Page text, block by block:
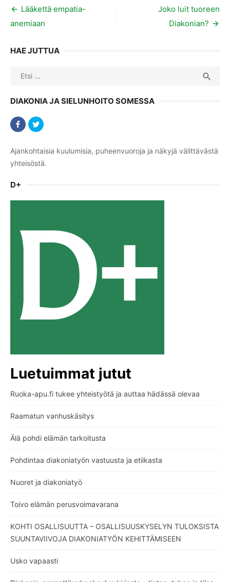
Artikkelien
selaus
Lääkettä empatia-
anemiaan
Joko luit tuoreen
Diakonian?
HAE JUTTUA
Search

DIAKONIA JA SIELUNHOITO SOMESSA
Ajankohtaisia kuulumisia, puheenvuoroja ja näkyjä välittävästä
yhteisöstä.
D+
Luetuimmat jutut
Ruoka-apu.fi tukee yhteistyötä ja auttaa hädässä olevaa
Raamatun vanhuskäsitys
Älä pohdi elämän tarkoitusta
Pohdintaa diakoniatyön vastuusta ja etiikasta
Nuoret ja diakoniatyö
Toivo elämän perusvoimavarana
KOHTI OSALLISUUTTA – OSALLISUUSKYSELYN TULOKSISTA
SUUNTAVIIVOJA DIAKONIATYÖN KEHITTÄMISEEN
Usko vapaasti